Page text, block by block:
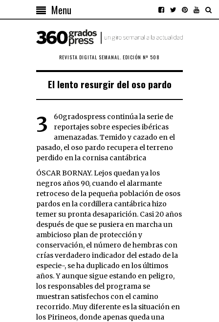
Menu
REVISTA DIGITAL SEMANAL. EDICIÓN Nº 508
El lento resurgir del oso pardo
360gradospress continúa la serie de
reportajes sobre especies ibéricas
amenazadas. Temido y cazado en el
pasado, el oso pardo recupera el terreno
perdido en la cornisa cantábrica
ÓSCAR BORNAY. Lejos quedan ya los
negros años 90, cuando el alarmante
retroceso de la pequeña población de osos
pardos en la cordillera cantábrica hizo
temer su pronta desaparición. Casi 20 años
después de que se pusiera en marcha un
ambicioso plan de protección y
conservación, el número de hembras con
crías verdadero indicador del estado de la
especie-, se ha duplicado en los últimos
años. Y aunque sigue estando en peligro,
los responsables del programa se
muestran satisfechos con el camino
recorrido. Muy diferente es la situación en
los Pirineos, donde apenas queda una